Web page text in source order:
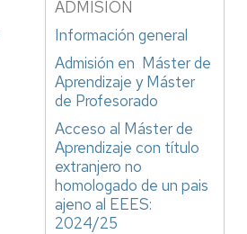
ADMISIÓN
Información general
Admisión en Máster de
Aprendizaje y Máster
de Profesorado
Acceso al Máster de
Aprendizaje con título
extranjero no
homologado de un pais
ajeno al EEES:
2024/25